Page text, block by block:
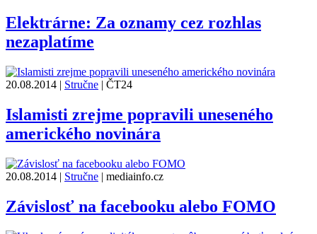
Elektrárne: Za oznamy cez rozhlas
nezaplatíme
20.08.2014 | Stručne | ČT24
Islamisti zrejme popravili uneseného
amerického novinára
20.08.2014 | Stručne | mediainfo.cz
Závislosť na facebooku alebo FOMO